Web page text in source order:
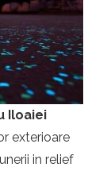
Iloaiei
exterioare
in relief